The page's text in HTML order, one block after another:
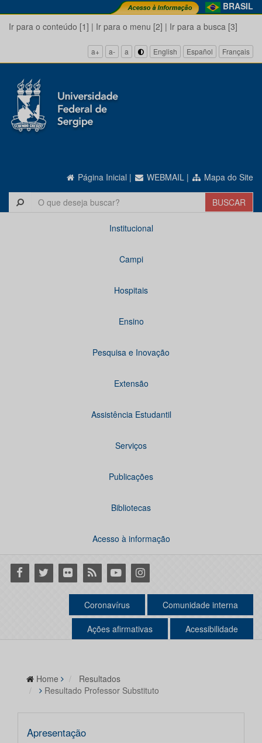
BRASIL
Ir para o conteúdo [1] | Ir para o menu [2] | Ir para a busca [3]
a+ a- a English Español Français
Página Inicial | WEBMAIL | Mapa do Site
Institucional
Campi
Hospitais
Ensino
Pesquisa e Inovação
Extensão
Assistência Estudantil
Serviços
Publicações
Bibliotecas
Acesso à informação
Facebook
Twitter Flickr RSS YoutubeInstagram
Coronavírus Comunidade interna
Ações afirmativas Acessibilidade
Home
Resultados
Resultado Professor Substituto
Apresentação